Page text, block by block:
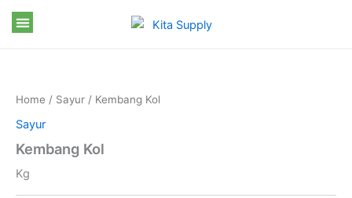
Skip
Home / Sayur / Kembang Kol
Sayur
Kembang Kol
Kg